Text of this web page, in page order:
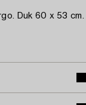
Duk 60 x 53 cm.